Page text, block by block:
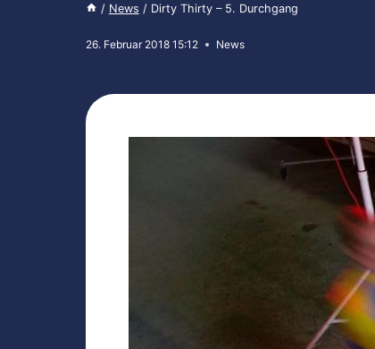
/ News / Dirty Thirty – 5. Durchgang
26. Februar 2018 15:12 News